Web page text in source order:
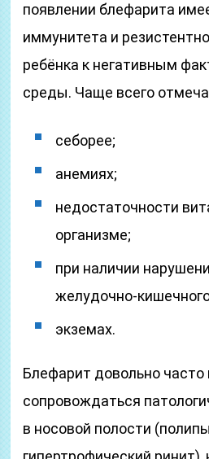
появлении блефарита
иммунитета и
ребёнка к негативным
среды. Чаще всего
себорее;
анемиях;
недостаточности
организме;
при наличии
желудочно-
экземах.
Блефарит довольно
сопровождаться
в носовой полости